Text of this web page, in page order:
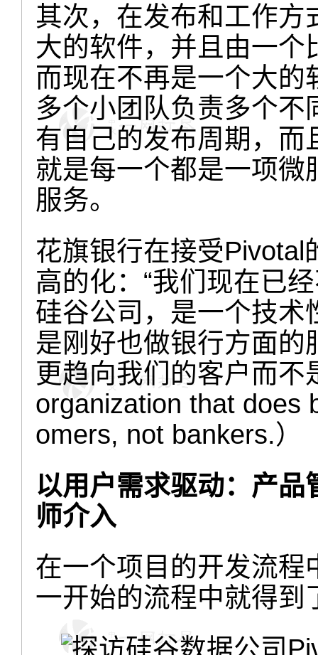
其次，在发布和工作
大的软件，并且由一
而现在不再是一个大
多个小团队负责多个
有自己的发布周期，而
就是每一个都是一项
服务。
花旗银行在接受Pivotal
高的化：“我们现在已
硅谷公司，是一个技术
是刚好也做银行方面
更趋向我们的客户而不
organization that does
omers, not bankers.）
以用户需求驱动：产
师介入
在一个项目的开发流程
一开始的流程中就得到